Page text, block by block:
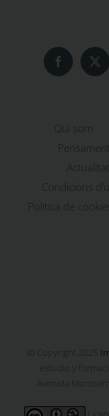
Qui som
Pensament
Actualitat
Condicions
Política de cookies
© Copyright 2025
estudio y
Avenida